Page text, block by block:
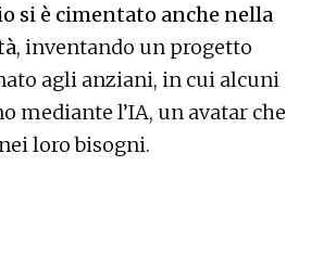
si è cimentato anche nella
, inventando un progetto
agli anziani, in cui alcuni
mediante l’IA, un avatar che
loro bisogni.